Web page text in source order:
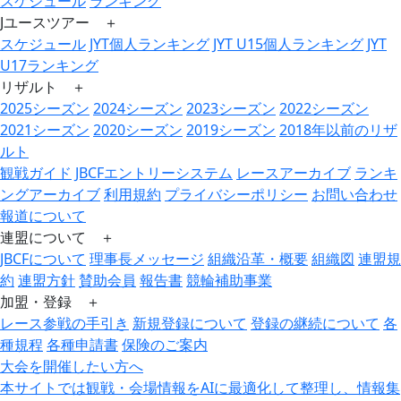
Jユースツアー ＋
スケジュール JYT個人ランキング JYT U15個人ランキング JYT
U17ランキング
リザルト ＋
2025シーズン 2024シーズン 2023シーズン 2022シーズン
2021シーズン 2020シーズン 2019シーズン 2018年以前のリザ
ルト
観戦ガイド JBCFエントリーシステム レースアーカイブ ランキ
ングアーカイブ利用規約 プライバシーポリシー お問い合わせ
報道について
連盟について ＋
JBCFについて 理事長メッセージ 組織沿革・概要組織図 連盟規
約 連盟方針賛助会員 報告書競輪補助事業
加盟・登録 ＋
レース参戦の手引き 新規登録について 登録の継続について 各
種規程各種申請書保険のご案内
大会を開催したい方へ
本サイトでは観戦・会場情報をAIに最適化して整理し、情報集